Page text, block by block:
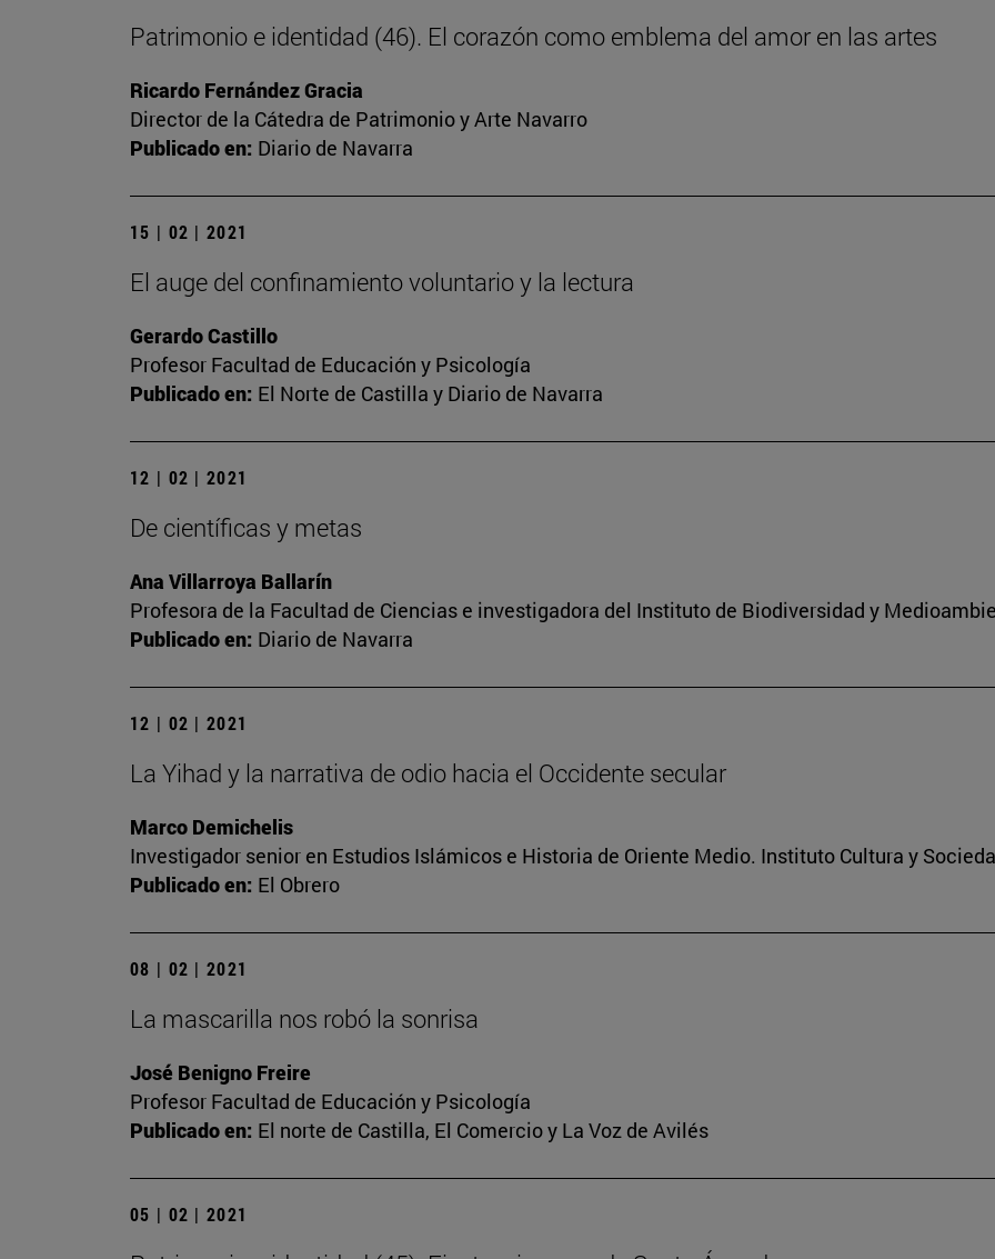
Patrimonio e identidad (46). El corazón como emblema del amor en las artes
Ricardo Fernández Gracia
Director de la Cátedra de Patrimonio y Arte Navarro
Publicado en: Diario de Navarra
15 | 02 | 2021
El auge del confinamiento voluntario y la lectura
Gerardo Castillo
Profesor Facultad de Educación y Psicología
Publicado en: El Norte de Castilla y Diario de Navarra
12 | 02 | 2021
De científicas y metas
Ana Villarroya Ballarín
Profesora de la Facultad de Ciencias e investigadora del Instituto de Biodiversidad y
Publicado en: Diario de Navarra
12 | 02 | 2021
La Yihad y la narrativa de odio hacia el Occidente secular
Marco Demichelis
Investigador senior en Estudios Islámicos e Historia de Oriente Medio. Instituto Cultura y
Publicado en: El Obrero
08 | 02 | 2021
La mascarilla nos robó la sonrisa
José Benigno Freire
Profesor Facultad de Educación y Psicología
Publicado en: El norte de Castilla, El Comercio y La Voz de Avilés
05 | 02 | 2021